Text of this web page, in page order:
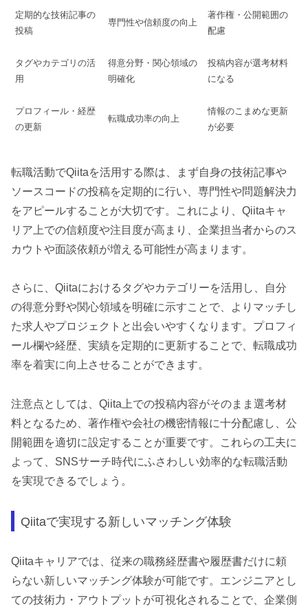
定期的な技術記事の
投稿
専門性や信頼度の向上
著作権・公開範囲の
配慮
タグやカテゴリの活
用
得意分野・関心領域の
明確化
投稿内容が選考材料
になる
プロフィール・経歴
の更新
転職成功率の向上
情報のこまめな更新
が必要
転職活動でQiitaを活用する際は、まず自身の技術記事や
ソースコードの投稿を定期的に行い、専門性や問題解決力
をアピールすることが大切です。これにより、Qiitaキャ
リア上での信頼度や注目度が高まり、企業担当者からのス
カウトや面談依頼が増える可能性が高まります。
さらに、Qiitaにおけるタグやカテゴリーを活用し、自分
の得意分野や関心領域を明確に示すことで、よりマッチし
た求人やプロジェクトと出会いやすくなります。プロフィ
ール欄や経歴、実績を定期的に更新することで、転職成功
率を着実に向上させることができます。
注意点としては、Qiita上での投稿内容がそのまま選考材
料となるため、著作権や会社の機密情報に十分配慮し、公
開範囲を適切に設定することが重要です。これらの工夫に
よって、SNSサーチ時代にふさわしい効率的な転職活動
を実現できるでしょう。
Qiitaで実現する新しいマッチング体験
Qiitaキャリアでは、従来の職務経歴書や履歴書だけに頼
らない新しいマッチング体験が可能です。エンジニアとし
ての技術力・アウトプットが可視化されることで、企業側